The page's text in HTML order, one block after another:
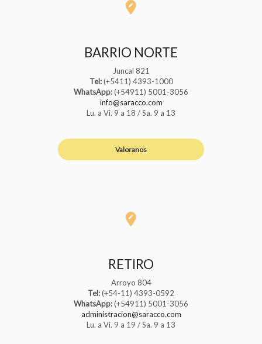
BARRIO NORTE
Juncal 821
Tel:(+5411) 4393-1000
WhatsApp:(+54911) 5001-3056
info@saracco.com
Lu. a Vi. 9 a 18 / Sa. 9 a 13
Valoranos
RETIRO
Arroyo 804
Tel:(+54-11) 4393-0592
WhatsApp:(+54911) 5001-3056
administracion@saracco.com
Lu. a Vi. 9 a 19 / Sa. 9 a 13